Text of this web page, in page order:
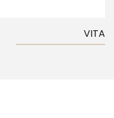
VITA